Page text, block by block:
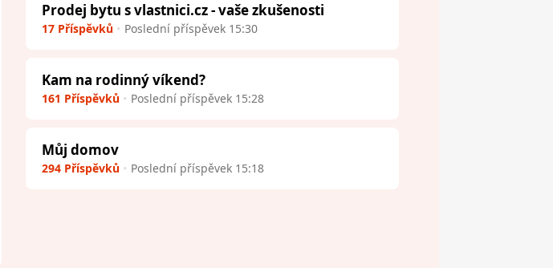
Prodej bytu s vlastnici.cz - vaše zkušenosti
17 Příspěvků Poslední příspěvek 15:30
Kam na rodinný víkend?
161 Příspěvků Poslední příspěvek 15:28
Můj domov
294 Příspěvků Poslední příspěvek 15:18